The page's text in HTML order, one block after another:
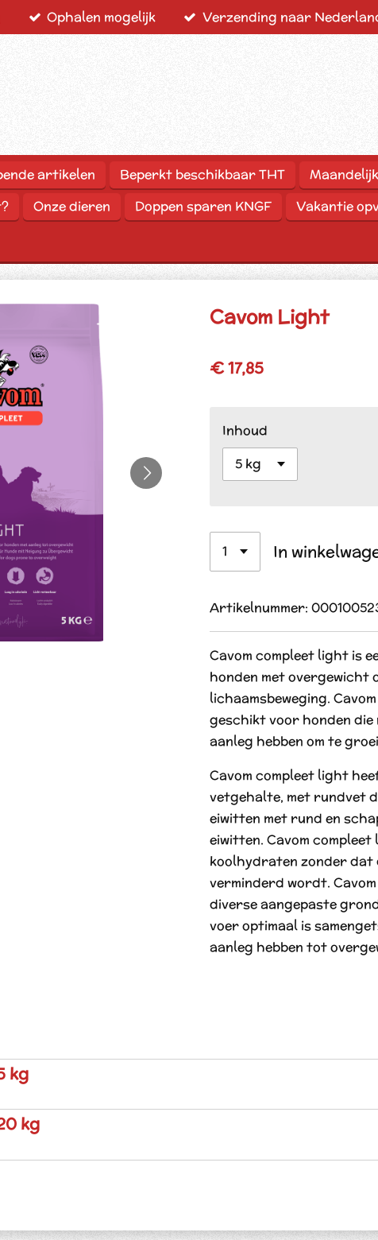
Ophalen mogelijk Verzending naar
artikelen Beperkt beschikbaar THT
Onze dieren Doppen sparen KNGF Vakantie
Cavom Light
€ 17,85
Inhoud
In
Artikelnummer:
Cavom compleet light is
honden met overgewicht
lichaamsbeweging.
geschikt voor honden
aanleg hebben om te
Cavom compleet light
vetgehalte, met rundvet
eiwitten met rund en
eiwitten. Cavom
koolhydraten zonder dat
verminderd wordt.
diverse aangepaste
voer optimaal is
aanleg hebben tot
kg
kg